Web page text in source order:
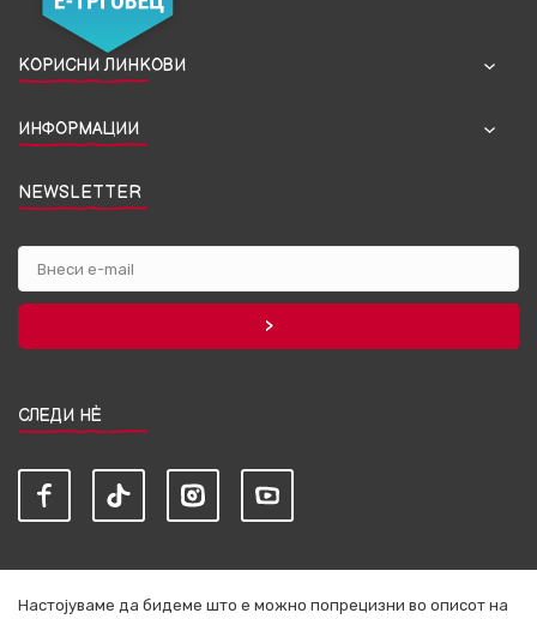
КОРИСНИ ЛИНКОВИ
ИНФОРМАЦИИ
NEWSLETTER
СЛЕДИ НЀ
Настојуваме да бидеме што е можно попрецизни во описот на